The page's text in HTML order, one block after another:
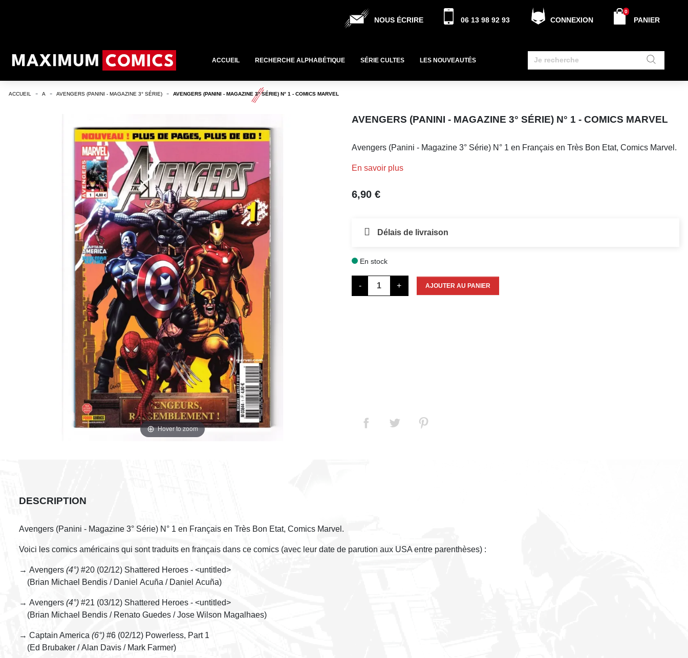
NOUS ÉCRIRE 06 13 98 92 93 CONNEXION PANIER
0
ACCUEIL RECHERCHE ALPHABÉTIQUE SÉRIE CULTES LES NOUVEAUTÉS
ACCUEIL A AVENGERS (PANINI - MAGAZINE 3° SÉRIE) AVENGERS (PANINI - MAGAZINE 3° SÉRIE) N° 1 - COMICS MARVEL
Hover to zoom
AVENGERS (PANINI - MAGAZINE 3° SÉRIE) N° 1 - COMICS MARVEL
Avengers (Panini - Magazine 3° Série) N° 1 en Français en Très Bon Etat, Comics Marvel.
En savoir plus
6,90 €
Délais de livraison
En stock
- + AJOUTER AU PANIER
DESCRIPTION
Avengers (Panini - Magazine 3° Série) N° 1 en Français en Très Bon Etat, Comics Marvel.
Voici les comics américains qui sont traduits en français dans ce comics (avec leur date de parution aux USA entre parenthèses) :
→ Avengers (4°) #20 (02/12) Shattered Heroes - <untitled>
(Brian Michael Bendis / Daniel Acuña / Daniel Acuña)
→ Avengers (4°) #21 (03/12) Shattered Heroes - <untitled>
(Brian Michael Bendis / Renato Guedes / Jose Wilson Magalhaes)
→ Captain America (6°) #6 (02/12) Powerless, Part 1
(Ed Brubaker / Alan Davis / Mark Farmer)